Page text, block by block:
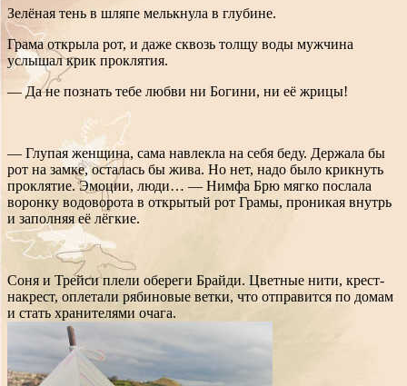
Зелёная тень в шляпе мелькнула в глубине.
Грама открыла рот, и даже сквозь толщу воды мужчина
услышал крик проклятия.
— Да не познать тебе любви ни Богини, ни её жрицы!
— Глупая женщина, сама навлекла на себя беду. Держала бы
рот на замке, осталась бы жива. Но нет, надо было крикнуть
проклятие. Эмоции, люди… — Нимфа Брю мягко послала
воронку водоворота в открытый рот Грамы, проникая внутрь
и заполняя её лёгкие.
Соня и Трейси плели обереги Брайди. Цветные нити, крест-
накрест, оплетали рябиновые ветки, что отправится по домам
и стать хранителями очага.